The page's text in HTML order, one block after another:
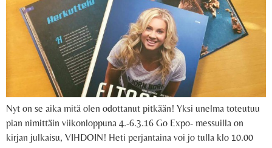
Nyt on se aika mitä olen odottanut pitkään! Yksi unelma toteutuu
pian nimittäin viikonloppuna 4.-6.3.16 Go Expo- messuilla on
kirjan julkaisu, VIHDOIN! Heti perjantaina voi jo tulla klo 10.00